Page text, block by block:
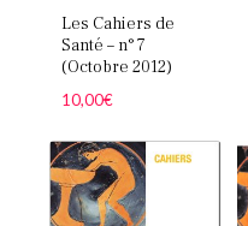
Les Cahiers de
Santé – n° 7
(Octobre 2012)
10,00€